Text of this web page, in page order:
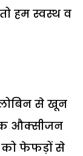
हम स्वस्थ व
से खून
औक्सीजन
को फेफड़ों से